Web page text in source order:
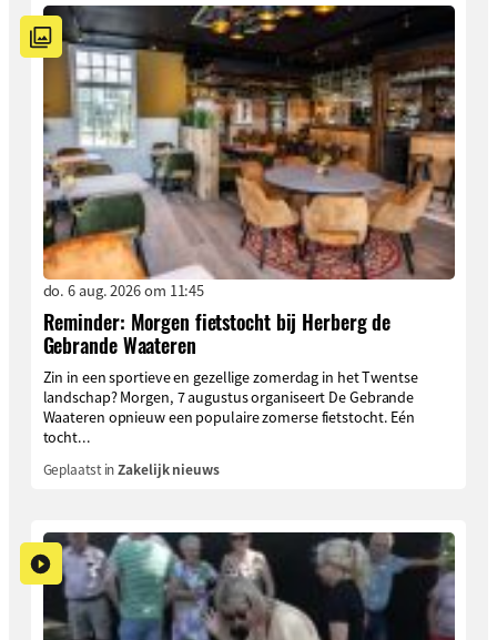
do. 6 aug. 2026 om 11:45
Reminder: Morgen fietstocht bij Herberg de
Gebrande Waateren
Zin in een sportieve en gezellige zomerdag in het Twentse
landschap? Morgen, 7 augustus organiseert De Gebrande
Waateren opnieuw een populaire zomerse fietstocht. Eén
tocht...
Geplaatst inZakelijk nieuws